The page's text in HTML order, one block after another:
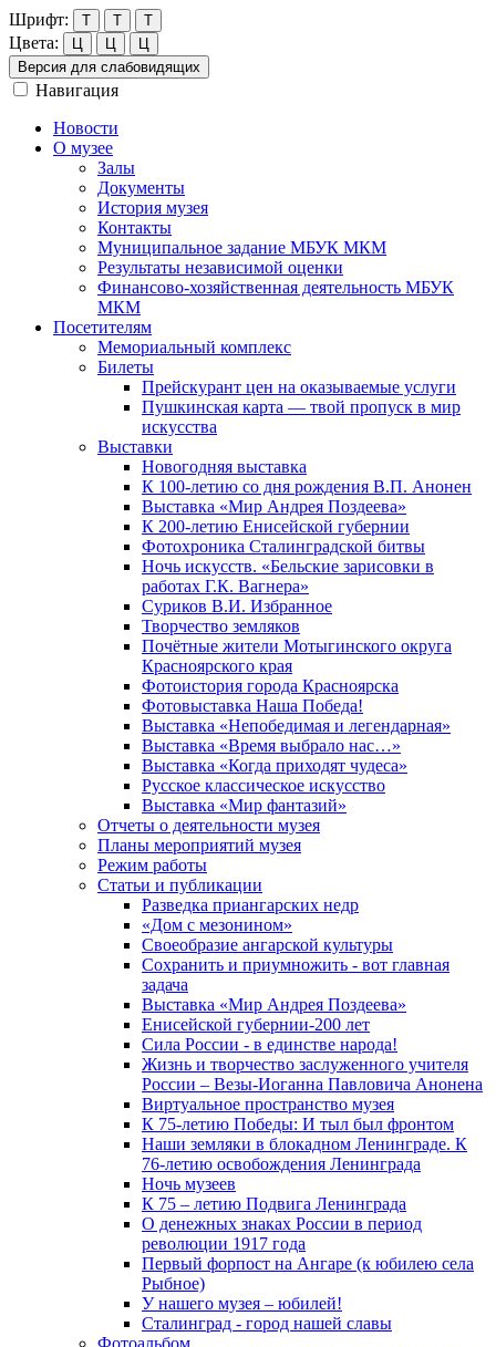
Шрифт: Т Т Т
Цвета: Ц Ц
Ц
Версия для слабовидящих
Навигация
Новости
О музее
Залы
Документы
История музея
Контакты
Муниципальное задание МБУК МКМ
Результаты независимой оценки
Финансово-хозяйственная деятельность МБУК
МКМ
Посетителям
Мемориальный комплекс
Билеты
Прейскурант цен на оказываемые услуги
Пушкинская карта — твой пропуск в мир
искусства
Выставки
Новогодняя выставка
К 100-летию со дня рождения В.П. Анонен
Выставка «Мир Андрея Поздеева»
К 200-летию Енисейской губернии
Фотохроника Сталинградской битвы
Ночь искусств. «Бельские зарисовки в
работах Г.К. Вагнера»
Суриков В.И. Избранное
Творчество земляков
Почётные жители Мотыгинского округа
Красноярского края
Фотоистория города Красноярска
Фотовыставка Наша Победа!
Выставка «Непобедимая и легендарная»
Выставка «Время выбрало нас…»
Выставка «Когда приходят чудеса»
Русское классическое искусство
Выставка «Мир фантазий»
Отчеты о деятельности музея
Планы мероприятий музея
Режим работы
Статьи и публикации
Разведка приангарских недр
«Дом с мезонином»
Своеобразие ангарской культуры
Сохранить и приумножить - вот главная
задача
Выставка «Мир Андрея Поздеева»
Енисейской губернии-200 лет
Сила России - в единстве народа!
Жизнь и творчество заслуженного учителя
России – Везы-Иоганна Павловича Анонена
Виртуальное пространство музея
К 75-летию Победы: И тыл был фронтом
Наши земляки в блокадном Ленинграде. К
76-летию освобождения Ленинграда
Ночь музеев
К 75 – летию Подвига Ленинграда
О денежных знаках России в период
революции 1917 года
Первый форпост на Ангаре (к юбилею села
Рыбное)
У нашего музея – юбилей!
Сталинград - город нашей славы
Фотоальбом